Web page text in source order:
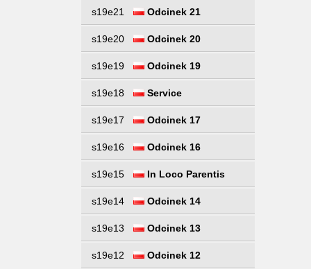
s19e21 Odcinek 21
s19e20 Odcinek 20
s19e19 Odcinek 19
s19e18 Service
s19e17 Odcinek 17
s19e16 Odcinek 16
s19e15 In Loco Parentis
s19e14 Odcinek 14
s19e13 Odcinek 13
s19e12 Odcinek 12